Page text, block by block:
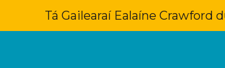
Tá Gailearaí Ealaíne